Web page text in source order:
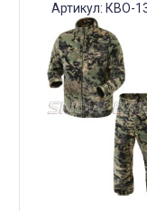
Артикул: КВО-